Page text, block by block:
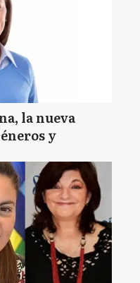
la nueva
y